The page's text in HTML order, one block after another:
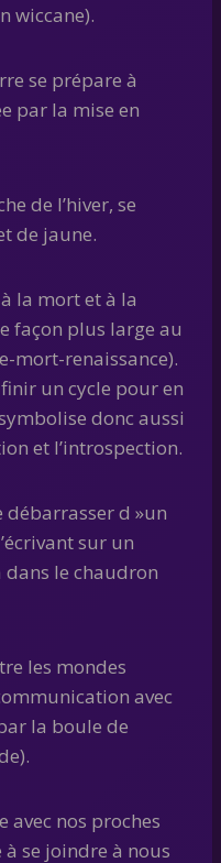
wiccane).
se prépare à
par la mise en
de l’hiver, se
de jaune.
la mort et à la
façon plus large au
mort-renaissance).
un cycle pour en
donc aussi
et l’introspection.
débarrasser d »un
sur un
le chaudron
les mondes
avec
la boule de
avec nos proches
se joindre à nous